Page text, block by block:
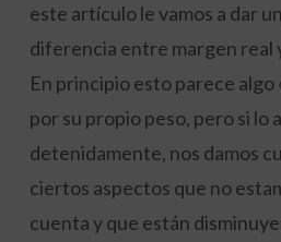
este artículo le vamos a dar
diferencia entre margen real
En principio esto parece algo
por su propio peso, pero si lo
detenidamente, nos damos
ciertos aspectos que no
cuenta y que están